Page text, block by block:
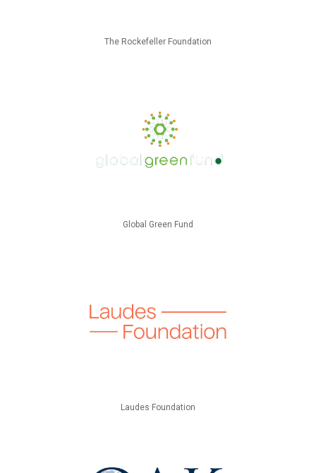
The Rockefeller Foundation
Global Green Fund
Laudes Foundation